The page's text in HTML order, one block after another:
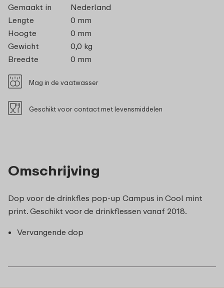
Omschrijving
Dop voor de drinkfles pop-up Campus in Cool mint
print. Geschikt voor de drinkflessen vanaf 2018.
Vervangende dop
Gemaakt in
Nederland
Lengte
0 mm
Hoogte
0 mm
Gewicht
0,0 kg
Breedte
0 mm
Mag in de vaatwasser
Geschikt voor contact met levensmiddelen